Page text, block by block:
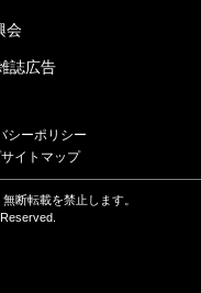
会
誌広告
シーポリシー
サイトマップ
断転載を禁止します。